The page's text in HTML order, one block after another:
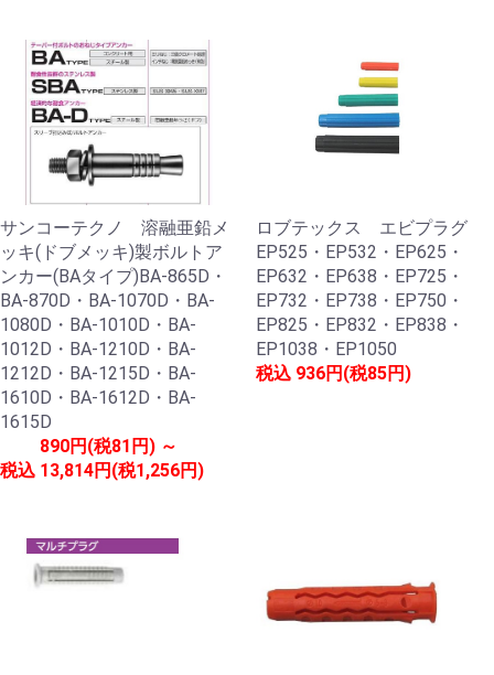
サンコーテクノ 溶融亜鉛メ
ッキ(ドブメッキ)製ボルトア
ンカー(BAタイプ)BA-865D・
BA-870D・BA-1070D・BA-
1080D・BA-1010D・BA-
1012D・BA-1210D・BA-
1212D・BA-1215D・BA-
1610D・BA-1612D・BA-
1615D
税込
890円(税81円) ～
13,814円(税1,256円)
ロブテックス エビプラグ
EP525・EP532・EP625・
EP632・EP638・EP725・
EP732・EP738・EP750・
EP825・EP832・EP838・
EP1038・EP1050
税込 936円(税85円)